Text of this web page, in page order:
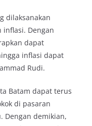
dilaksanakan
Dengan
dapat
inflasi dapat
Rudi.
Batam dapat terus
di pasaran
Dengan demikian,